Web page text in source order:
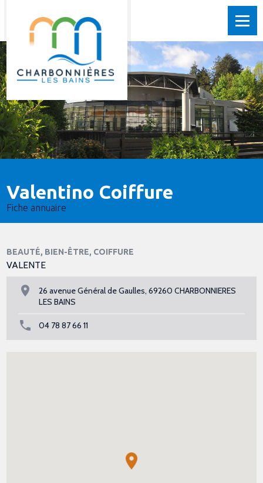
Valentino Coiffure
Fiche annuaire
BEAUTÉ, BIEN-ÊTRE, COIFFURE
VALENTE
26 avenue Général de Gaulles, 69260 CHARBONNIERES
LES BAINS
04 78 87 66 11